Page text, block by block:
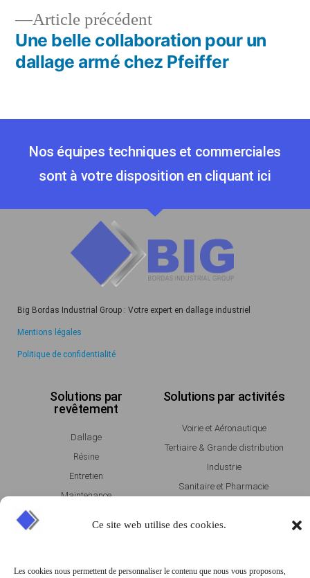
Ce site web utilise des cookies.
Les cookies nous permettent de personnaliser le contenu que nous vous proposons,
Article précédent
Une belle collaboration pour un
dallage armé chez Pfeiffer
Nos équipes techniques et commerciales
sont à votre disposition en cliquant ici
Big Bordas Industrial Group : Votre expert en dallage industriel
Mentions légales
Politique de confidentialité
Solutions par
revêtement
Dallage
Résine
Entretien
Maintenance
Solutions par activités
Voirie et Aéronautique
Tertiaire & Grande distribution
Industrie
Sanitaire et Pharmacie
Agroalimentaire